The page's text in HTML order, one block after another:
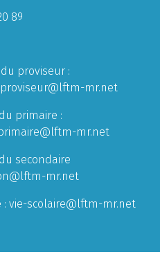
89
proviseur :
mr.net
primaire :
mr.net
secondaire
mr.net
: vie-scolaire@lftm-mr.net